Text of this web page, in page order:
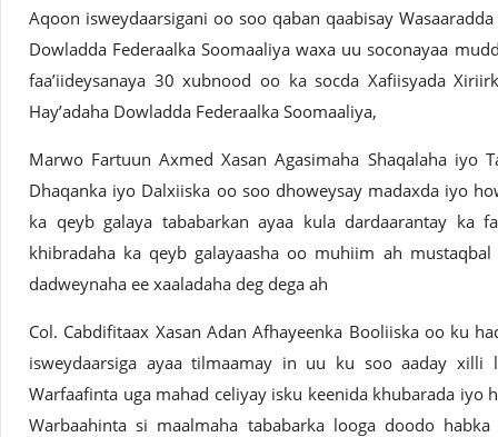
Aqoon isweydaarsigani oo soo qaban qaabisay
Dowladda Federaalka Soomaaliya waxa uu soconayaa
faa’iideysanaya 30 xubnood oo ka socda Xafiisyada
Hay’adaha Dowladda Federaalka Soomaaliya,
Marwo Fartuun Axmed Xasan Agasimaha Shaqalaha iyo
Dhaqanka iyo Dalxiiska oo soo dhoweysay madaxda iyo
ka qeyb galaya tababarkan ayaa kula dardaarantay ka
khibradaha ka qeyb galayaasha oo muhiim ah
dadweynaha ee xaaladaha deg dega ah
Col. Cabdifitaax Xasan Adan Afhayeenka Booliiska oo ku
isweydaarsiga ayaa tilmaamay in uu ku soo aaday xilli
Warfaafinta uga mahad celiyay isku keenida khubarada iyo
Warbaahinta si maalmaha tababarka looga doodo